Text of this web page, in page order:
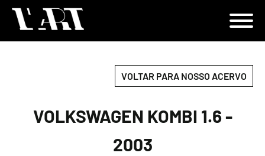
VOLTAR PARA NOSSO ACERVO
VOLKSWAGEN KOMBI 1.6 -
2003